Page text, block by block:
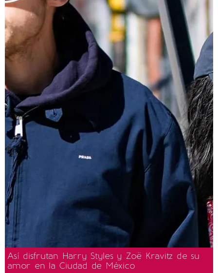
Así disfrutan Harry Styles y Zoë Kravitz de su
amor en la Ciudad de México